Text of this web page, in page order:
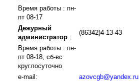
Время работы : пн-
пт 08-17
Дежурный
администратор :
(86342)4-13-43
Время работы : пн-
пт 08-18, сб-вс
круглосуточно
e-mail:
azovcgb@yandex.ru